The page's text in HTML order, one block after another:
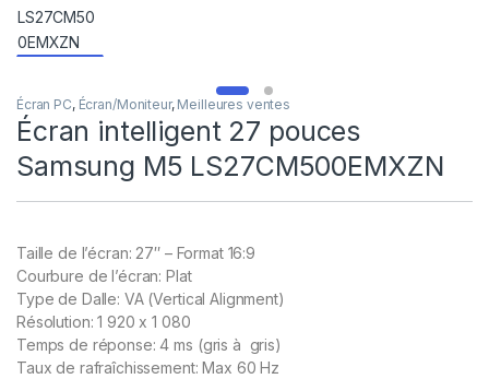
Écran PC, Écran/Moniteur, Meilleures ventes
Écran intelligent 27 pouces
Samsung M5 LS27CM500EMXZN
Taille de l’écran: 27″ – Format 16:9
Courbure de l’écran: Plat
Type de Dalle: VA (Vertical Alignment)
Résolution: 1 920 x 1 080
Temps de réponse: 4 ms (gris à gris)
Taux de rafraîchissement: Max 60 Hz